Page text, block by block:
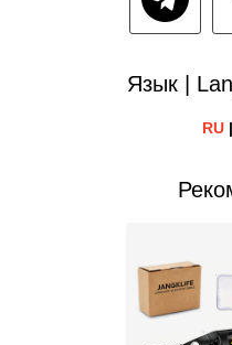
Язык |
RU|